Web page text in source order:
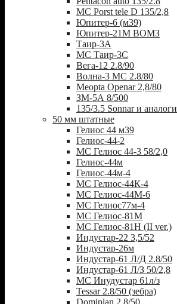
MC Porst tele D 135/2,8
Юпитер-6 (м39)
Юпитер-21М ВОМЗ
Таир-3А
МС Таир-3С
Вега-12 2.8/90
Волна-3 МС 2.8/80
Meopta Openar 2,8/80
ЗМ-5А 8/500
135/3.5 Sonnar и аналоги
50 мм штатные
Гелиос 44 м39
Гелиос-44-2
МС Гелиос 44-3 58/2,0
Гелиос-44м
Гелиос-44м-4
МС Гелиос-44К-4
МС Гелиос-44М-6
МС Гелиос77м-4
МС Гелиос-81М
МС Гелиос-81Н (II ver.)
Индустар-22 3,5/52
Индустар-26м
Индустар-61 Л/Д 2.8/50
Индустар-61 Л/З 50/2,8
МС Инудустар 61л/з
Tessar 2.8/50 (зебра)